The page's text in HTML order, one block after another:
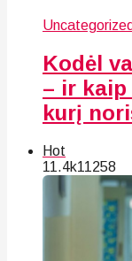
Uncategorized
Kodėl
– ir
kurį
Hot
11.4k11258